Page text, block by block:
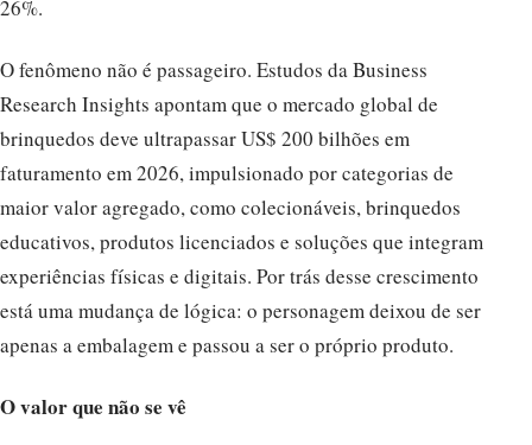
26%.
O fenômeno não é passageiro. Estudos da Business
Research Insights apontam que o mercado global de
brinquedos deve ultrapassar US$ 200 bilhões em
faturamento em 2026, impulsionado por categorias de
maior valor agregado, como colecionáveis, brinquedos
educativos, produtos licenciados e soluções que integram
experiências físicas e digitais. Por trás desse crescimento
está uma mudança de lógica: o personagem deixou de ser
apenas a embalagem e passou a ser o próprio produto.
O valor que não se vê